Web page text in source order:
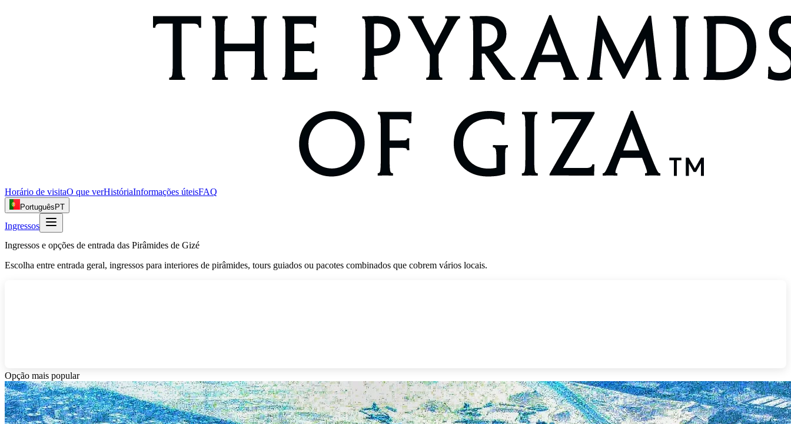
Horário de visitaO que verHistóriaInformações úteisFAQ
Português PT
Ingressos
Ingressos e opções de entrada das Pirâmides de Gizé
Escolha entre entrada geral, ingressos para interiores de pirâmides, tours guiados ou pacotes combinados que cobrem vários locais.
Opção mais popular